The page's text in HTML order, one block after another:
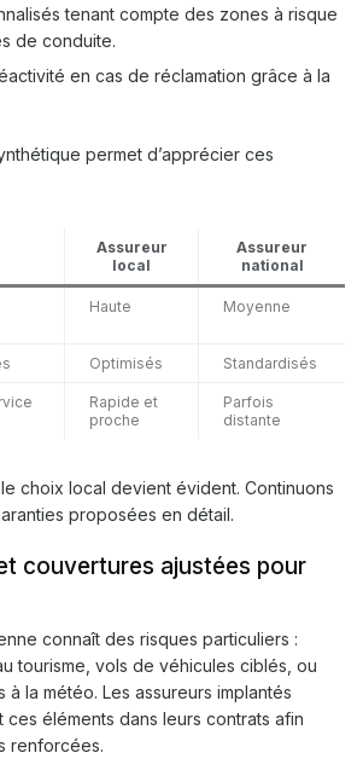
tenant compte des zones à risque
de conduite.
en cas de réclamation grâce à la
permet d’apprécier ces
Assureur
local
Assureur
national
Haute Moyenne
Optimisés Standardisés
Rapide et
proche
Parfois
distante
choix local devient évident. Continuons
proposées en détail.
couvertures ajustées pour
connaît des risques particuliers :
tourisme, vols de véhicules ciblés, ou
la météo. Les assureurs implantés
ces éléments dans leurs contrats afin
renforcées.